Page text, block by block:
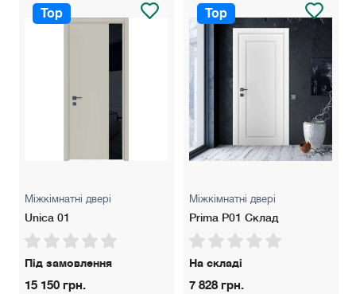
чи чорний) має магнітний "язичок" для легкого закривання.
Розширювач: 100 мм — для стін товщиною до 160 мм, 200
мм — для стін товщиною до 260 мм.
Колір: Білий матовий, білий ясен, сірий світлий/темний, дуб
Гарантія: 5 років
Top
Міжкімнатні двері
Unica 01
Під замовлення
15 150 грн.
Top
Міжкімнатні двері
Prima P01 Склад
На складі
7 828 грн.